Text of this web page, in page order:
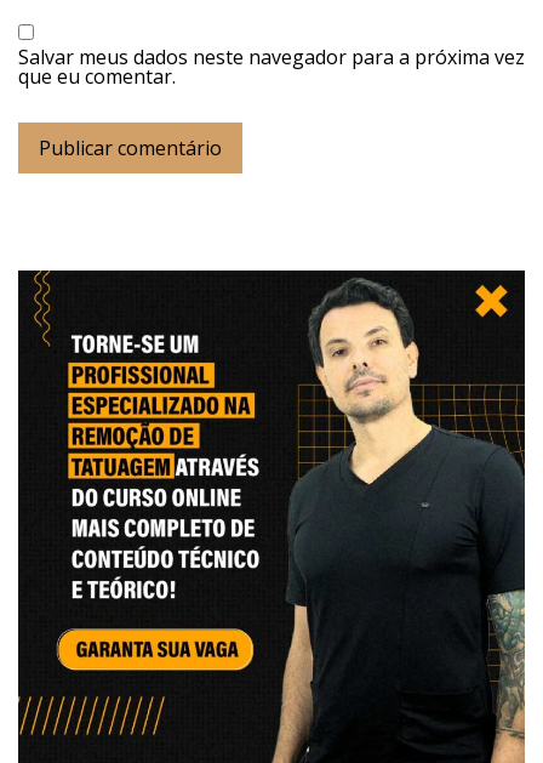
Salvar meus dados neste navegador para a próxima vez
que eu comentar.